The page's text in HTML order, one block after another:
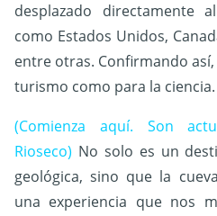
desplazado directamente
como Estados Unidos,
entre otras. Confirmando
turismo como para la ciencia.
(Comienza aquí. Son
Rioseco) No solo es un
geológica, sino que la
una experiencia que nos